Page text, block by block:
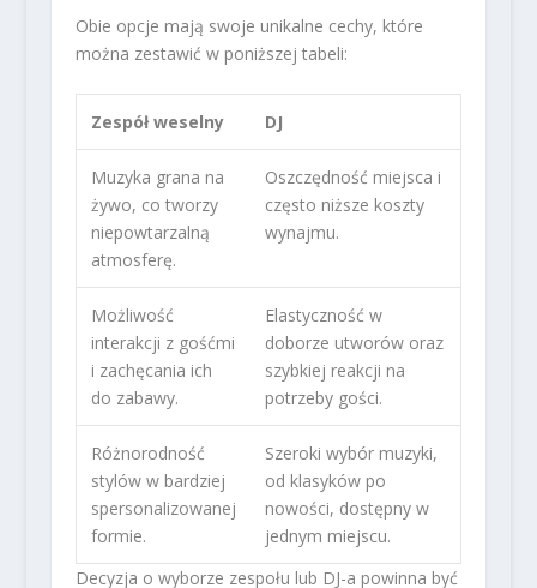
Obie opcje mają swoje unikalne cechy, które
można zestawić w poniższej tabeli:
Zespół weselny DJ
Muzyka grana na
żywo, co tworzy
niepowtarzalną
atmosferę.
Oszczędność miejsca i
często niższe koszty
wynajmu.
Możliwość
interakcji z gośćmi
i zachęcania ich
do zabawy.
Elastyczność w
doborze utworów oraz
szybkiej reakcji na
potrzeby gości.
Różnorodność
stylów w bardziej
spersonalizowanej
formie.
Szeroki wybór muzyki,
od klasyków po
nowości, dostępny w
jednym miejscu.
Decyzja o wyborze zespołu lub DJ-a powinna być